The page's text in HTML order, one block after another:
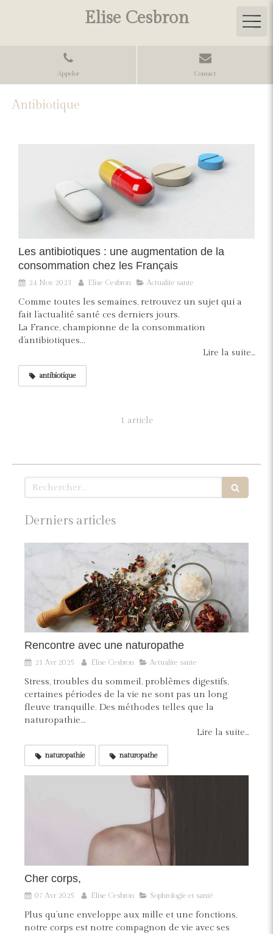
Elise Cesbron
Appeler Contact
Antibiotique
Les antibiotiques : une augmentation de la
consommation chez les Français
24 Nov 2023 Elise Cesbron Actualite sante
Comme toutes les semaines, retrouvez un sujet qui a
fait l’actualité santé ces derniers jours.
La France, championne de la consommation
d’antibiotiques...
Lire la suite...
antibiotique
1 article
Rechercher
Derniers articles
Rencontre avec une naturopathe
21 Avr 2025 Elise Cesbron Actualite sante
Stress, troubles du sommeil, problèmes digestifs,
certaines périodes de la vie ne sont pas un long
fleuve tranquille. Des méthodes telles que la
naturopathie...
Lire la suite...
naturopathie naturopathe
Cher corps,
07 Avr 2025 Elise Cesbron Sophrologie et santé
Plus qu’une enveloppe aux mille et une fonctions,
notre corps est notre compagnon de vie avec ses